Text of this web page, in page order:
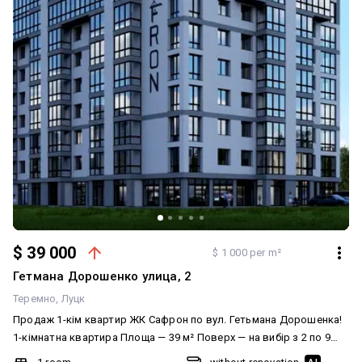
$ 39 000 $ 1 000 per m²
Гетмана Дорошенко улица, 2
Теремно Луцк
Продаж 1-кім квартир ЖК Сафрон по вул. Гетьмана Дорошенка!
1-кімнатна квартира Площа — 39 м² Поверх — на вибір з 2 по 9
Продаж на етапі будівництва — вигідна ціна та можливість